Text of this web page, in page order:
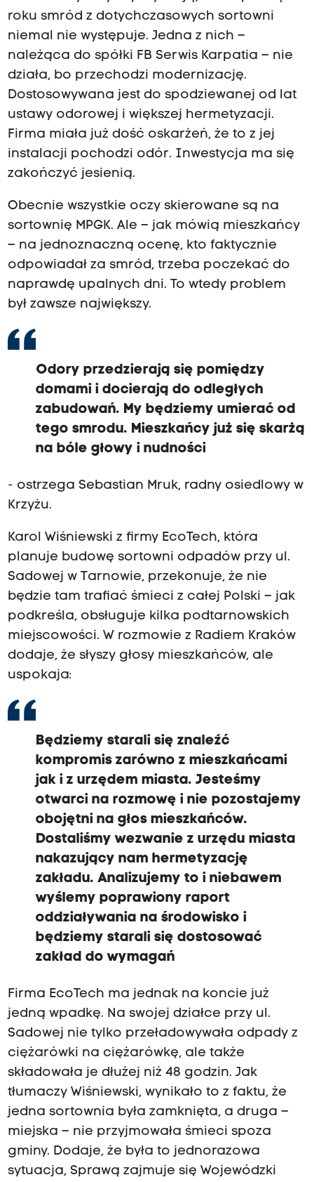
roku smród z dotychczasowych sortowni
niemal nie występuje. Jedna z nich –
należąca do spółki FB Serwis Karpatia – nie
działa, bo przechodzi modernizację.
Dostosowywana jest do spodziewanej od lat
ustawy odorowej i większej hermetyzacji.
Firma miała już dość oskarżeń, że to z jej
instalacji pochodzi odór. Inwestycja ma się
zakończyć jesienią.
Obecnie wszystkie oczy skierowane są na
sortownię MPGK. Ale – jak mówią mieszkańcy
– na jednoznaczną ocenę, kto faktycznie
odpowiadał za smród, trzeba poczekać do
naprawdę upalnych dni. To wtedy problem
był zawsze największy.
Odory przedzierają się pomiędzy
domami i docierają do odległych
zabudowań. My będziemy umierać od
tego smrodu. Mieszkańcy już się skarżą
na bóle głowy i nudności
- ostrzega Sebastian Mruk, radny osiedlowy w
Krzyżu.
Karol Wiśniewski z firmy EcoTech, która
planuje budowę sortowni odpadów przy ul.
Sadowej w Tarnowie, przekonuje, że nie
będzie tam trafiać śmieci z całej Polski – jak
podkreśla, obsługuje kilka podtarnowskich
miejscowości. W rozmowie z Radiem Kraków
dodaje, że słyszy głosy mieszkańców, ale
uspokaja:
Będziemy starali się znaleźć
kompromis zarówno z mieszkańcami
jak i z urzędem miasta. Jesteśmy
otwarci na rozmowę i nie pozostajemy
obojętni na głos mieszkańców.
Dostaliśmy wezwanie z urzędu miasta
nakazujący nam hermetyzację
zakładu. Analizujemy to i niebawem
wyślemy poprawiony raport
oddziaływania na środowisko i
będziemy starali się dostosować
zakład do wymagań
Firma EcoTech ma jednak na koncie już
jedną wpadkę. Na swojej działce przy ul.
Sadowej nie tylko przeładowywała odpady z
ciężarówki na ciężarówkę, ale także
składowała je dłużej niż 48 godzin. Jak
tłumaczy Wiśniewski, wynikało to z faktu, że
jedna sortownia była zamknięta, a druga –
miejska – nie przyjmowała śmieci spoza
gminy. Dodaje, że była to jednorazowa
sytuacja, Sprawą zajmuje się Wojewódzki